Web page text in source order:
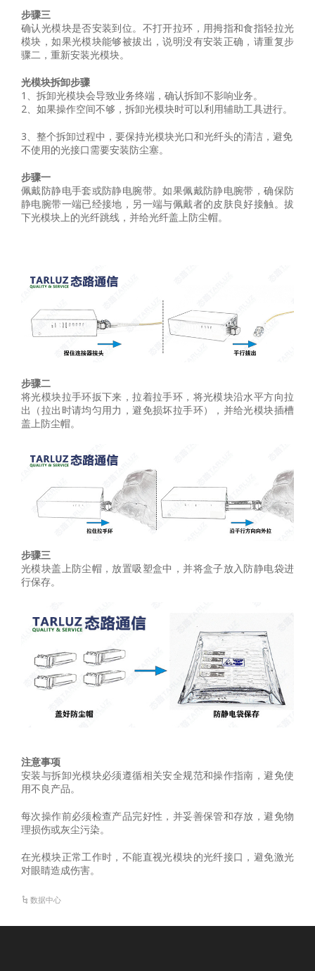
步骤三
确认光模块是否安装到位。不打开拉环，用拇指和食指轻拉光
模块，如果光模块能够被拔出，说明没有安装正确，请重复步
骤二，重新安装光模块。
光模块拆卸步骤
1、拆卸光模块会导致业务终端，确认拆卸不影响业务。
2、如果操作空间不够，拆卸光模块时可以利用辅助工具进行。
3、整个拆卸过程中，要保持光模块光口和光纤头的清洁，避免
不使用的光接口需要安装防尘塞。
步骤一
佩戴防静电手套或防静电腕带。如果佩戴防静电腕带，确保防
静电腕带一端已经接地，另一端与佩戴者的皮肤良好接触。拔
下光模块上的光纤跳线，并给光纤盖上防尘帽。
步骤二
将光模块拉手环扳下来，拉着拉手环，将光模块沿水平方向拉
出（拉出时请均匀用力，避免损坏拉手环），并给光模块插槽
盖上防尘帽。
步骤三
光模块盖上防尘帽，放置吸塑盒中，并将盒子放入防静电袋进
行保存。
注意事项
安装与拆卸光模块必须遵循相关安全规范和操作指南，避免使
用不良产品。
每次操作前必须检查产品完好性，并妥善保管和存放，避免物
理损伤或灰尘污染。
在光模块正常工作时，不能直视光模块的光纤接口，避免激光
对眼睛造成伤害。
数据中心